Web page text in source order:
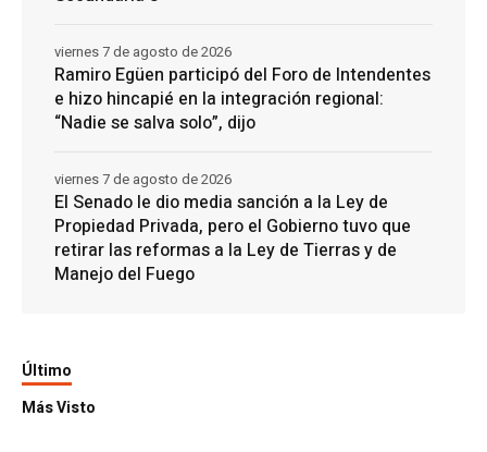
Ramiro Egüen participó del Foro de Intendentes
e hizo hincapié en la integración regional:
“Nadie se salva solo”, dijo
viernes 7 de agosto de 2026
El Senado le dio media sanción a la Ley de
Propiedad Privada, pero el Gobierno tuvo que
retirar las reformas a la Ley de Tierras y de
Manejo del Fuego
viernes 7 de agosto de 2026
Último
Más Visto